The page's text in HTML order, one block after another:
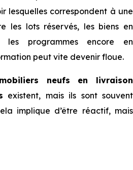
lesquelles correspondent à une
les lots réservés, les biens en
programmes encore en
peut vite devenir floue.
neufs en livraison
existent, mais ils sont souvent
implique d’être réactif, mais